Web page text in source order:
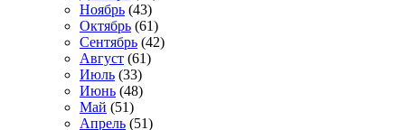
Ноябрь (43)
Октябрь (61)
Сентябрь (42)
Август (61)
Июль (33)
Июнь (48)
Май (51)
Апрель (51)